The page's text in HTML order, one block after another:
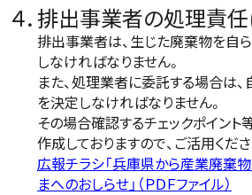
４．排出事業者の処理責
排出事業者は、生じた廃棄物を自
しなければなりません。
また、処理業者に委託する場合は
を決定しなければなりません。
その場合確認するチェックポイント
作成しておりますので、ご活用くださ
広報チラシ「兵庫県から産業廃棄
まへのおしらせ」（ＰＤＦファイル）